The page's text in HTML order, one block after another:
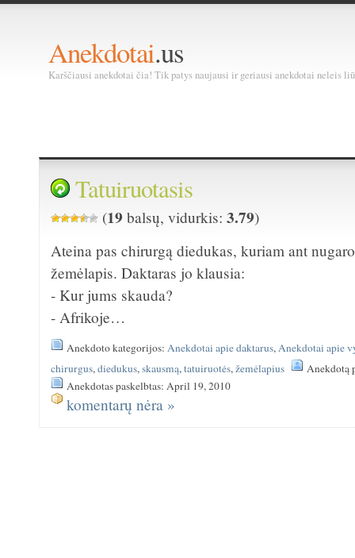
Anekdotai.us
Karščiausi anekdotai čia! Tik patys naujausi ir geriausi anekdotai neleis
Tatuiruotasis
(19 balsų, vidurkis:3.79)
Ateina pas chirurgą diedukas, kuriam ant
žemėlapis. Daktaras jo klausia:
- Kur jums skauda?
- Afrikoje…
Anekdoto kategorijos:Anekdotai apie daktarus,Anekdotai apie
chirurgus,diedukus,skausmą,tatuiruotės,žemėlapius
Anekdotą
Anekdotas paskelbtas: April 19, 2010
komentarų nėra »